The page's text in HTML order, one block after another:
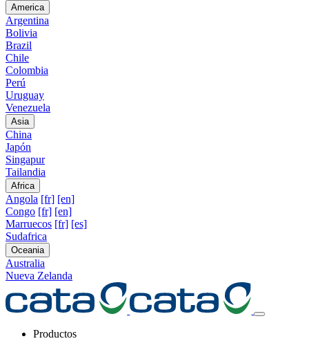
America
Argentina
Bolivia
Brazil
Chile
Colombia
Perú
Uruguay
Venezuela
Asia
China
Japón
Singapur
Tailandia
Africa
Angola [fr] [en]
Congo [fr] [en]
Marruecos [fr] [es]
Sudafrica
Oceania
Australia
Nueva Zelanda
Productos